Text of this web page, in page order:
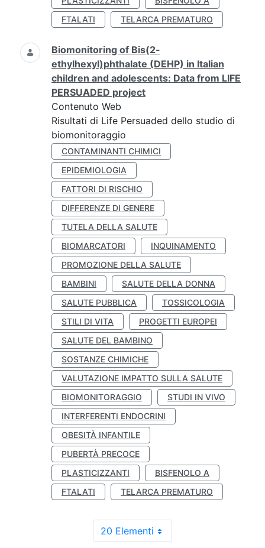
FTALATI
TELARCA PREMATURO
Biomonitoring of Bis(2-
ethylhexyl)phthalate (DEHP) in Italian
children and adolescents: Data from LIFE
PERSUADED project
Contenuto Web
Risultati di Life Persuaded dello studio di
biomonitoraggio
CONTAMINANTI CHIMICI
EPIDEMIOLOGIA
FATTORI DI RISCHIO
DIFFERENZE DI GENERE
TUTELA DELLA SALUTE
BIOMARCATORI
INQUINAMENTO
PROMOZIONE DELLA SALUTE
BAMBINI
SALUTE DELLA DONNA
SALUTE PUBBLICA
TOSSICOLOGIA
STILI DI VITA
PROGETTI EUROPEI
SALUTE DEL BAMBINO
SOSTANZE CHIMICHE
VALUTAZIONE IMPATTO SULLA SALUTE
BIOMONITORAGGIO
STUDI IN VIVO
INTERFERENTI ENDOCRINI
OBESITÀ INFANTILE
PUBERTÀ PRECOCE
PLASTICIZZANTI
BISFENOLO A
FTALATI
TELARCA PREMATURO
20 Elementi